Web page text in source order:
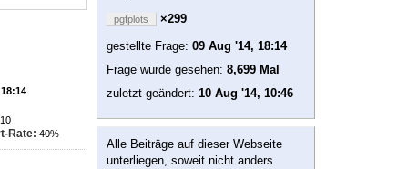
10
Rate: 40%
pgfplots
×299
gestellte Frage: 09 Aug '14, 18:14
Frage wurde gesehen: 8,699 Mal
zuletzt geändert: 10 Aug '14, 10:46
Alle Beiträge auf dieser Webseite
unterliegen, soweit nicht anders